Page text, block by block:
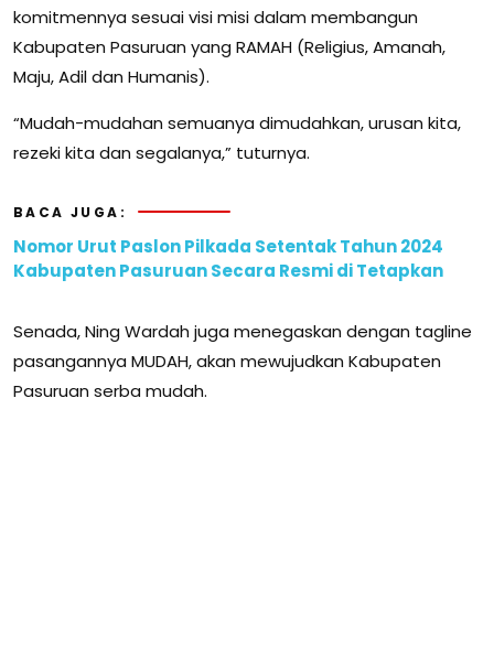
komitmennya sesuai visi misi dalam membangun
Kabupaten Pasuruan yang RAMAH (Religius, Amanah,
Maju, Adil dan Humanis).
“Mudah-mudahan semuanya dimudahkan, urusan kita,
rezeki kita dan segalanya,” tuturnya.
BACA JUGA:
Nomor Urut Paslon Pilkada Setentak Tahun 2024
Kabupaten Pasuruan Secara Resmi di Tetapkan
Senada, Ning Wardah juga menegaskan dengan tagline
pasangannya MUDAH, akan mewujudkan Kabupaten
Pasuruan serba mudah.